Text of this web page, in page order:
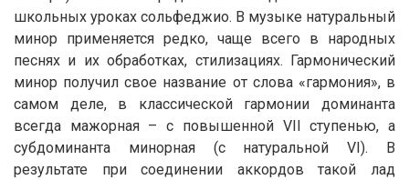
школьных уроках сольфеджио. В музыке натуральный
минор применяется редко, чаще всего в народных
песнях и их обработках, стилизациях. Гармонический
минор получил свое название от слова «гармония», в
самом деле, в классической гармонии доминанта
всегда мажорная – с повышенной VII ступенью, а
субдоминанта минорная (с натуральной VI). В
результате при соединении аккордов такой лад